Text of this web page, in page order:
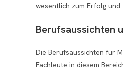
wesentlich zum Erfolg
Berufsaussichten
Die Berufsaussichten für
Fachleute in diesem